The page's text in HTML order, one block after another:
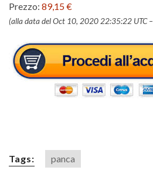
Prezzo: 89,15 €
(alla data del Oct 10, 2020 22:35:22 UTC –
Tags: panca